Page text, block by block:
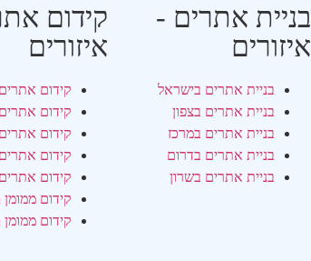
בניית אתרים -
איזורים
בניית אתרים בישראל
בניית אתרים בצפון
בניית אתרים במרכז
בניית אתרים בדרום
בניית אתרים בשרון
קידום
איזורים
קידום
קידום
קידום
קידום
קידום
קידום ממומן
קידום ממומן